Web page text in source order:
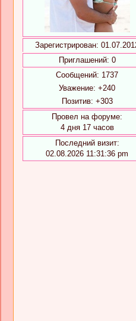
Зарегистрирован:
Приглашений: 0
Сообщений: 1737
Уважение: +240
Позитив: +303
Провел на форуме:
4 дня 17 часов
Последний визит:
02.08.2026 11:31:36 pm